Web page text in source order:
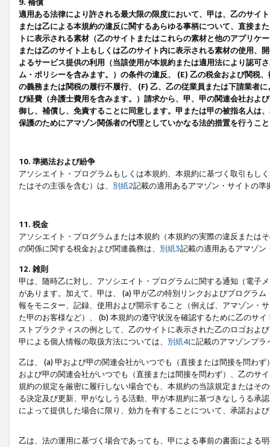
9. 補償
適用ある法律により許される最大限の限度において、甲は、乙のサイ
または乙による本規約の違反に関するあらゆる事柄について、直接ま
トに表示される素材（乙のサイトまたはこれらの素材と他のアプリ
または乙のサイト上もしくは乙のサイト内に表示される素材の使用、
よるサービス提供の利用（当該使用が本規約または適用法により認可
ム・ポリシーを含みます。）の条件の違反、 (E) 乙の税金および関税
の義務または関税の履行不履行、 (F) 乙、乙の従業員または下請業者
び経費（弁護士費用を含みます。）請求から、甲、甲の関連会社およ
御し、補償し、免責することに同意します。甲または甲の被指名人は
保護のためにアマゾン関係者の代理としていかなる法的措置を行うこ
10. 準拠法および紛争
アソシエイト・プログラムもしくは本規約、本規約に基づく取引もし
たはその主張を含む）は、 別紙2記載の適用あるアマゾン・サイトの
11. 税金
アソシエイト・プログラムまたは本規約（本規約の実際の違反または
の関係に関する税金および関連義務は、 別紙3記載の適用あるアマゾン
12. 雑則
甲は、随時乙に対し、アソシエイト・プログラムに関する通知（電子
があります。加えて、甲は、 (a) 甲が乙の特別リンクおよびプログラ
報をモニター、記録、使用および開示すること（例えば、アマゾン・
た甲のお客様など）、 (b) 本規約の遵守状況を確認するために乙のサ
ストプラクティスの例として、乙のサイトに表示された乙のロゴおよ
甲による個人情報の取扱方法については、 別紙4に記載のアマゾンプ
乙は、 (a) 甲および甲の関連会社がいつでも（直接または間接を問わ
および甲の関連会社がいつでも（直接または間接を問わず）、乙のサ
規約の規定を厳密に履行しない場合でも、本規約の当該規定またはそ
る決定及び更新、甲がなしうる活動、甲が本規約に基づきなしうる承
によって提供した場合に限り、効力を有することについて、承諾およ
乙は、法の運用に基づく場合であっても、甲による事前の書面による